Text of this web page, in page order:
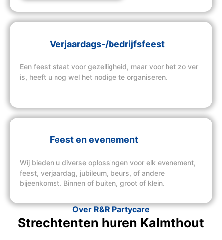
Verjaardags-/bedrijfsfeest
Een feest staat voor gezelligheid, maar voor het zo ver
is, heeft u nog wel het nodige te organiseren.
Feest en evenement
Wij bieden u diverse oplossingen voor elk evenement,
feest, verjaardag, jubileum, beurs, of andere
bijeenkomst. Binnen of buiten, groot of klein.
Over R&R Partycare
Strechtenten huren Kalmthout